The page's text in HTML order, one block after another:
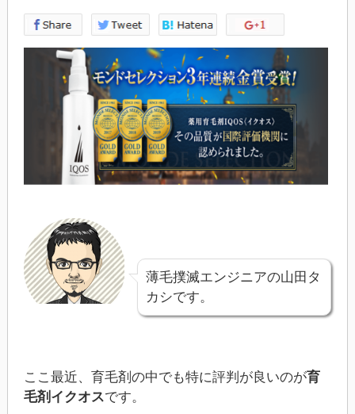
薄毛撲滅エンジニアの山田タ
カシです。
ここ最近、育毛剤の中でも特に評判が良いのが育
毛剤イクオスです。